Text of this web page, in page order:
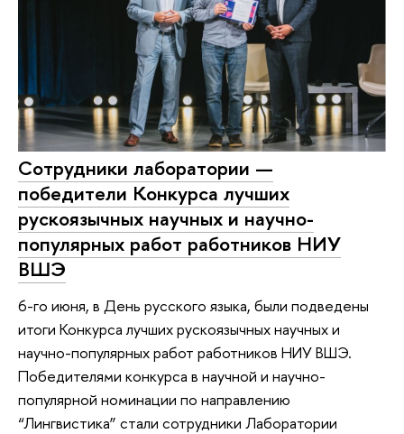
Сотрудники лаборатории —
победители Конкурса лучших
рускоязычных научных и научно-
популярных работ работников НИУ
ВШЭ
6-го июня, в День русского языка, были подведены
итоги Конкурса лучших рускоязычных научных и
научно-популярных работ работников НИУ ВШЭ.
Победителями конкурса в научной и научно-
популярной номинации по направлению
“Лингвистика” стали сотрудники Лаборатории